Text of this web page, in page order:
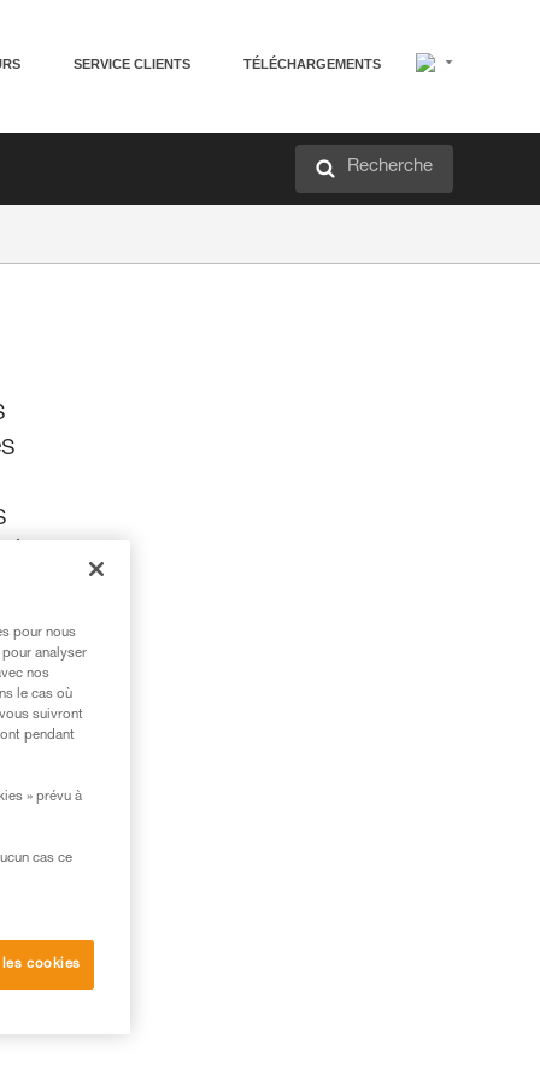
SERVICE CLIENTS TÉLÉCHARGEMENTS
Recherche
pour nous
analyser
nos
le cas où
suivront
pendant
» prévu à
cas ce
cookies